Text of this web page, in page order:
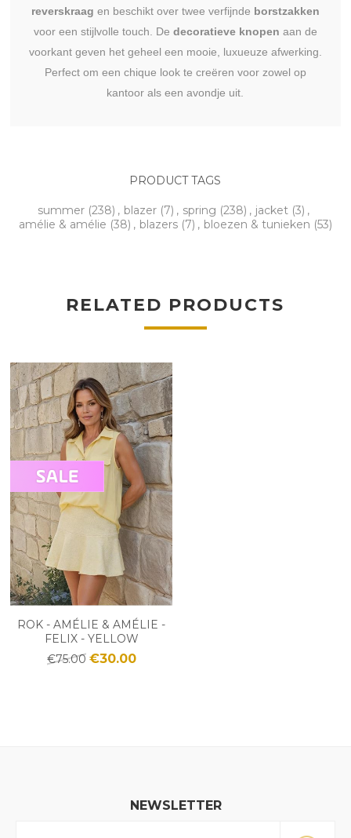
reverskraag en beschikt over twee verfijnde borstzakken
voor een stijlvolle touch. De decoratieve knopen aan de
voorkant geven het geheel een mooie, luxueuze afwerking.
Perfect om een chique look te creëren voor zowel op
kantoor als een avondje uit.
PRODUCT TAGS
summer (238) , blazer (7) , spring (238) , jacket (3) ,
amélie & amélie (38) , blazers (7) , bloezen & tunieken (53)
RELATED PRODUCTS
ROK - AMÉLIE & AMÉLIE -
FELIX - YELLOW
€75.00 €30.00
NEWSLETTER